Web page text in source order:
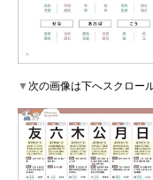
▼次の画像は下へスクロー